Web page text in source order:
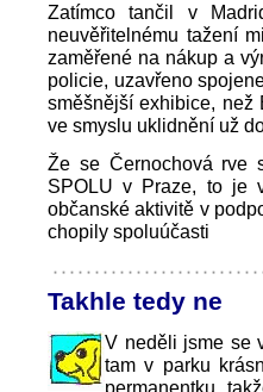
Zatímco tančil v
neuvěřitelnému tažení
zaměřené na nákup a
policie, uzavřeno
směšnější exhibice, než
ve smyslu uklidnění už
Že se Černochová rve
SPOLU v Praze, to je
občanské aktivitě v
chopily spoluúčasti
Takhle tedy ne
V neděli jsme se
tam v parku
permanentku,